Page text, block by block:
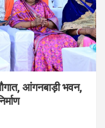
आंगनबाड़ी भवन,